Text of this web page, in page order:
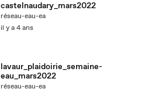
castelnaudary_mars2022
réseau-eau-ea
il y a 4 ans
lavaur_plaidoirie_semaine-
eau_mars2022
réseau-eau-ea